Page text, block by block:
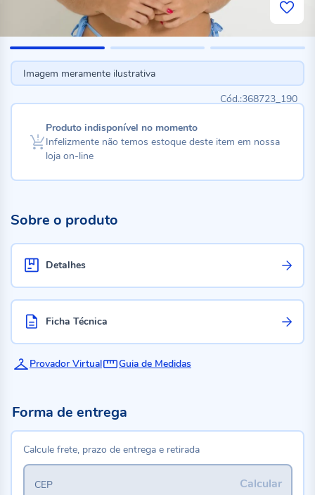
Imagem meramente ilustrativa
368723_190
Produto indisponível no momento
Infelizmente não temos estoque deste item em nossa
loja on-line
Sobre o produto
Detalhes
Ficha Técnica
Provador Virtual Guia de Medidas
Forma de entrega
Calcule frete, prazo de entrega e retirada
Calcular
CEP